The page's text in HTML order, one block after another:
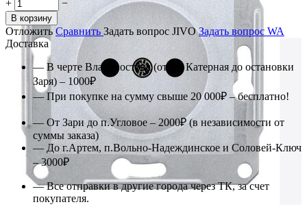
+
−
В корзину
Отложить Сравнить Задать вопрос JIVO Задать вопрос WA
Доставка
— В черте Владивостока (от ул. Катерная до остановки
Заря) – 1000₽
— При покупке на сумму свыше 20 000₽ – бесплатно!
— От Зари до п.Угловое – 2000₽ (в независимости от
суммы заказа)
— До г.Артем, п.Вольно-Надеждинское и Соловей-Ключ
– 3000₽
— Все отправки в другие города через ТК, за счет
покупателя.